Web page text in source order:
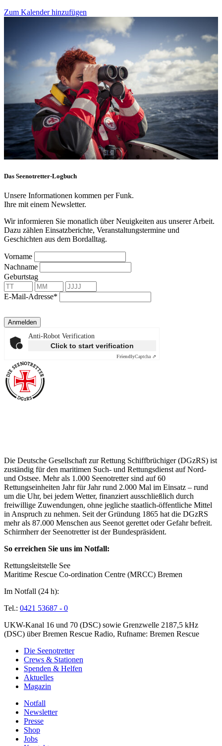
Zum Kalender hinzufügen
Das Seenotretter-Logbuch
Unsere Informationen kommen per Funk.
Ihre mit einem Newsletter.
Wir informieren Sie monatlich über Neuigkeiten aus unserer Arbeit.
Dazu zählen Einsatzberichte, Veranstaltungstermine und
Geschichten aus dem Bordalltag.
Vorname
Nachname
Geburtstag
E-Mail-Adresse*
Anmelden
Anti-Robot Verification
Click to start verification
FriendlyCaptcha ⇗
Die Deutsche Gesellschaft zur Rettung Schiffbrüchiger (DGzRS) ist
zuständig für den maritimen Such- und Rettungsdienst auf Nord-
und Ostsee. Mehr als 1.000 Seenotretter sind auf 60
Rettungseinheiten Jahr für Jahr rund 2.000 Mal im Einsatz – rund
um die Uhr, bei jedem Wetter, finanziert ausschließlich durch
freiwillige Zuwendungen, ohne jegliche staatlich-öffentliche Mittel
in Anspruch zu nehmen. Seit der Gründung 1865 hat die DGzRS
mehr als 87.000 Menschen aus Seenot gerettet oder Gefahr befreit.
Schirmherr der Seenotretter ist der Bundespräsident.
So erreichen Sie uns im Notfall:
Rettungsleitstelle See
Maritime Rescue Co-ordination Centre (MRCC) Bremen
Im Notfall (24 h):
Tel.: 0421 53687 - 0
UKW-Kanal 16 und 70 (DSC) sowie Grenzwelle 2187,5 kHz
(DSC) über Bremen Rescue Radio, Rufname: Bremen Rescue
Die Seenotretter
Crews & Stationen
Spenden & Helfen
Aktuelles
Magazin
Notfall
Newsletter
Presse
Shop
Jobs